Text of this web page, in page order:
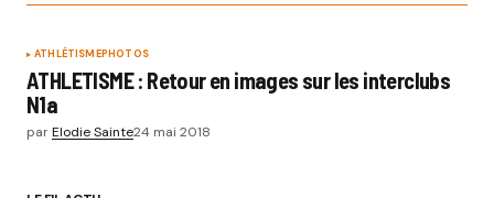
ATHLÉTISMEPHOTOS
ATHLETISME : Retour en images sur les interclubs
N1a
parElodie Sainte24 mai 2018